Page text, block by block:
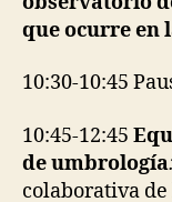
que ocurre en
10:30-10:45
10:45-12:45
de umbrología
colaborativa